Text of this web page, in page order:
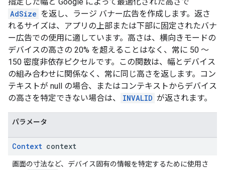
AdSize を返し、ラージ バナー広告を作成します。返さ
れるサイズは、アプリの上部または下部に固定されたバナ
ー広告での使用に適しています。高さは、横向きモードの
デバイスの高さの 20% を超えることはなく、常に 50 ～
150 密度非依存ピクセルです。この関数は、幅とデバイス
の組み合わせに関係なく、常に同じ高さを返します。コン
テキストが null の場合、またはコンテキストからデバイス
の高さを特定できない場合は、
INVALID が返されます。
パラメータ
Context context
画面の寸法など、デバイス固有の情報を特定するために使用さ